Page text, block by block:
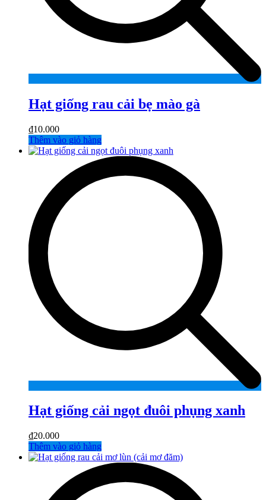
Hạt giống rau cải bẹ mào gà
₫10.000
Thêm vào giỏ hàng
Hạt giống cải ngọt đuôi phụng xanh
₫20.000
Thêm vào giỏ hàng